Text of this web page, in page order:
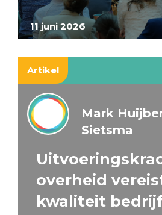
11 juni 2026
Artikel
Mark
Sietsma
overheid
kwaliteit